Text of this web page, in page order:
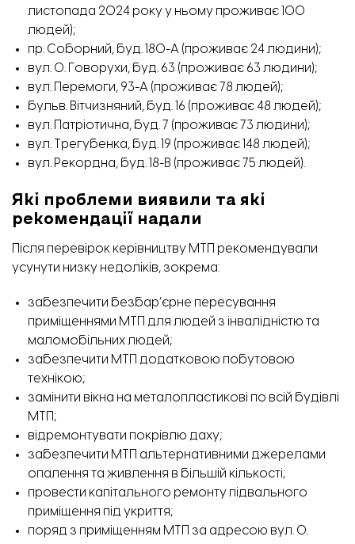
листопада 2024 року у ньому проживає 100
людей);
пр. Соборний, буд. 180-А (проживає 24 людини);
вул. О. Говорухи, буд. 63 (проживає 63 людини);
вул. Перемоги, 93-А (проживає 78 людей);
бульв. Вітчизняний, буд. 16 (проживає 48 людей);
вул. Патріотична, буд. 7 (проживає 73 людини);
вул. Трегубенка, буд. 19 (проживає 148 людей);
вул. Рекордна, буд. 18-В (проживає 75 людей).
Які проблеми виявили та які
рекомендації надали
Після перевірок керівництву МТП рекомендували
усунути низку недоліків, зокрема:
забезпечити безбар’єрне пересування
приміщеннями МТП для людей з інвалідністю та
маломобільних людей;
забезпечити МТП додатковою побутовою
технікою;
замінити вікна на металопластикові по всій будівлі
МТП;
відремонтувати покрівлю даху;
забезпечити МТП альтернативними джерелами
опалення та живлення в більшій кількості;
провести капітального ремонту підвального
приміщення під укриття;
поряд з приміщенням МТП за адресою вул. О.